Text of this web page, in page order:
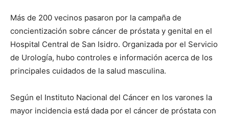
Más de 200 vecinos pasaron por la campaña de
concientización sobre cáncer de próstata y genital en el
Hospital Central de San Isidro. Organizada por el Servicio
de Urología, hubo controles e información acerca de los
principales cuidados de la salud masculina.
Según el Instituto Nacional del Cáncer en los varones la
mayor incidencia está dada por el cáncer de próstata con